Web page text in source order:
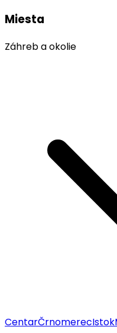
Miesta
Záhreb a okolie
CentarČrnomerecIstok